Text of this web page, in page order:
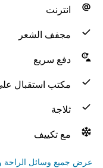
انترنت
مجفف الشعر
دفع سريع
مكتب استقبال على مدار
ثلاجة
مع تكييف
عرض جميع وسائل الراحة